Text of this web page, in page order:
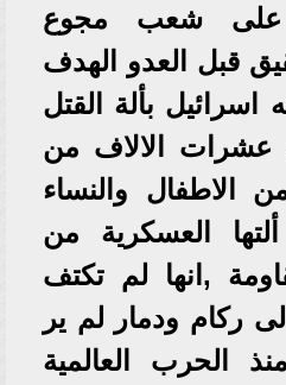
على شعب مجوع
قبل العدو الهدف
اسرائيل بألة القتل
عشرات الالاف من
الاطفال والنساء
العسكرية من
,انها لم تكتف
ركام ودمار لم ير
الحرب العالمية